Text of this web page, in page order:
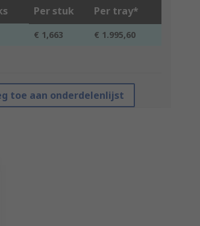
Per stuk Per tray*
€ 1,663 € 1.995,60
toe aan onderdelenlijst